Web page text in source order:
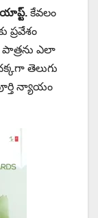
యాప్ట్. కేవలం
పాత్రను ఎలా
తెలుగు
న్యాయం